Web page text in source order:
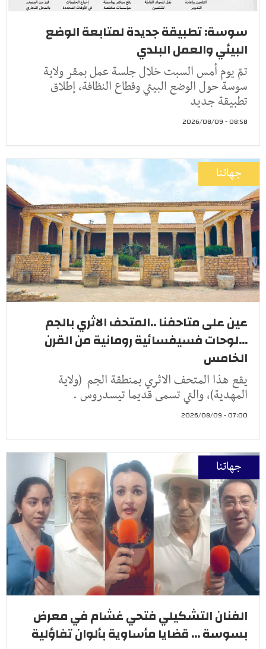
سوسة: تطبيقة جديدة لمتابعة الوضع
البيئي والعمل البلدي
تمّ يوم أمس السبت خلال جلسة عمل بمقر ولاية
سوسة حول الوضع البيئي وقطاع النظافة، إطلاق
تطبيقة جديد
08:58 - 2026/08/09
جهاتنا
عين على متاحفنا ..المتحف الاثري بالجم
...لوحات فسيفسائية رومانية من القرن
الخامس
يقع هذا المتحف الاثري بمنطقة الجم (ولاية
المهدية)، والتي تسمى قديما تيسدروس .
07:00 - 2026/08/09
جهاتنا
الفنان التشكيلي فتحي غشام في معرض
بسوسة ... قضايا مأساوية بألوان تفاؤلية